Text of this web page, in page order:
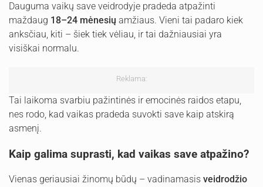
Dauguma vaikų save veidrodyje pradeda atpažinti
maždaug 18–24 mėnesių amžiaus. Vieni tai padaro kiek
anksčiau, kiti – šiek tiek vėliau, ir tai dažniausiai yra
visiškai normalu.
Reklama:
Tai laikoma svarbiu pažintinės ir emocinės raidos etapu,
nes rodo, kad vaikas pradeda suvokti save kaip atskirą
asmenį.
Kaip galima suprasti, kad vaikas save atpažino?
Vienas geriausiai žinomų būdų – vadinamasis veidrodžio